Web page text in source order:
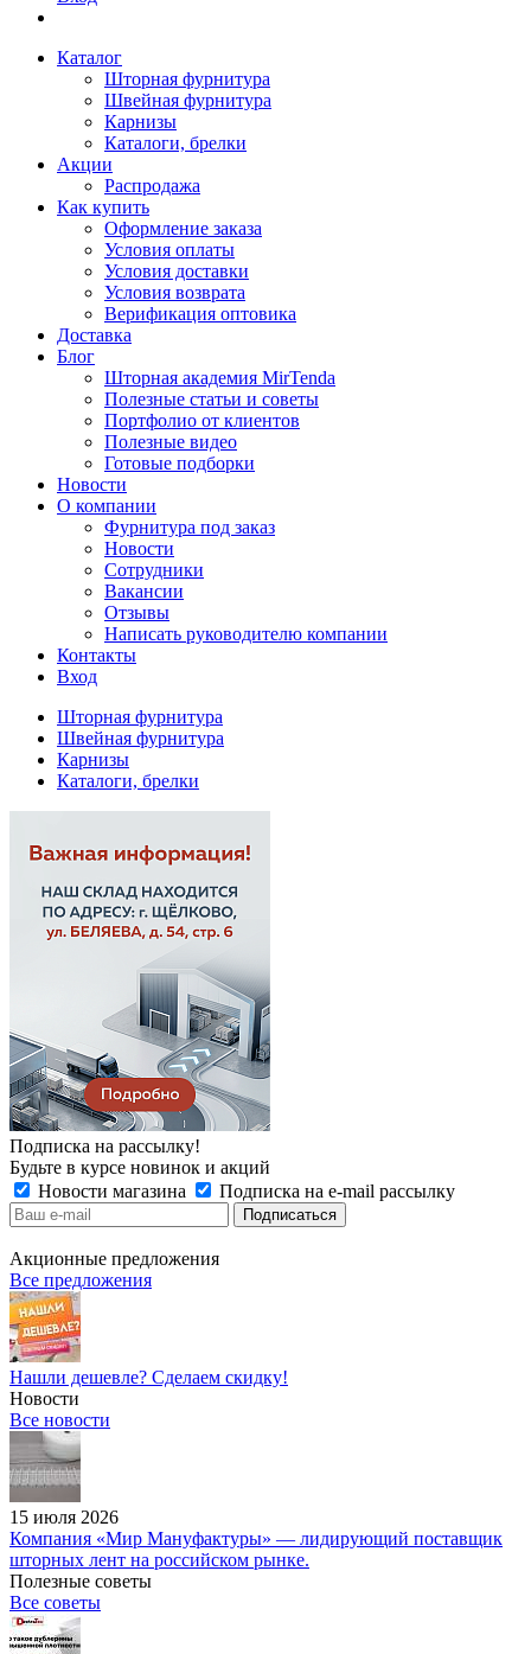
Каталог
Шторная фурнитура
Швейная фурнитура
Карнизы
Каталоги, брелки
Акции
Распродажа
Как купить
Оформление заказа
Условия оплаты
Условия доставки
Условия возврата
Верификация оптовика
Доставка
Блог
Шторная академия MirTenda
Полезные статьи и советы
Портфолио от клиентов
Полезные видео
Готовые подборки
Новости
О компании
Фурнитура под заказ
Новости
Сотрудники
Вакансии
Отзывы
Написать руководителю компании
Контакты
Вход
Шторная фурнитура
Швейная фурнитура
Карнизы
Каталоги, брелки
Подписка на рассылку!
Будьте в курсе новинок и акций
Новости магазина
Подписка на e-mail рассылку
Акционные предложения
Все предложения
Нашли дешевле? Сделаем скидку!
Новости
Все новости
15 июля 2026
Компания «Мир Мануфактуры» — лидирующий поставщик
шторных лент на российском рынке.
Полезные советы
Все советы